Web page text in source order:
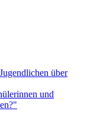
über
und